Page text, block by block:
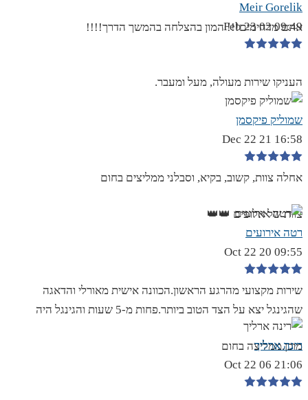
אתם מדהימים!!! המון בהצלחה בהמשך הדרך!!!!
Meir Gorelik
09:49 02 Feb 23
העניקו שירות מעולה, מעל ומעבר.
שמוליק פיקסמן
16:58 21 Dec 22
אחלה צוות, קשוב, בקיא, וסבלני ממליצים בחום
צוות של אלופים 👑👑
רטה אירועים
09:55 20 Oct 22
שירות מקצועי מהרגע הראשון.הכוונה אישית מאורלי והדאגה
שהגינגל יצא על הצד הטוב ביותר.פחות מ-5 שעות והגינגל היה
מוכן.ממליצה בחום
רינה ארליך
21:06 06 Oct 22